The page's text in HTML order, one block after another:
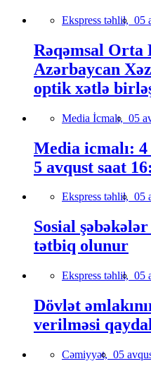
Ekspress təhlil, 05
Rəqəmsal Orta
Azərbaycan
optik xətlə
Media İcmalı, 05
Media icmalı: 4
5 avqust saat
Ekspress təhlil, 05
Sosial
tətbiq olunur
Ekspress təhlil, 05
Dövlət
verilməsi
Cəmiyyət, 05